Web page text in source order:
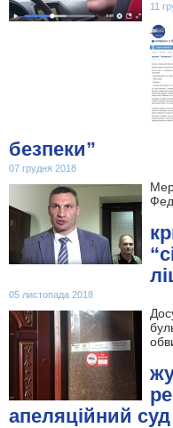
11
безпеки”
07 грудня 2018
05 листопада 2018
апеляційний суд